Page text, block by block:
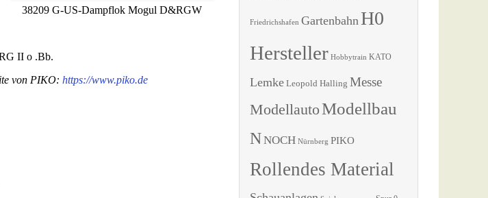
38209 G-US-Dampflok Mogul D&RGW
II o .Bb.
von PIKO: https://www.piko.de
Friedrichshafen Gartenbahn H0
Hersteller Hobbytrain KATO
Lemke Leopold Halling Messe
ModellautoModellbau
NNOCH Nürnberg PIKO
Rollendes Material